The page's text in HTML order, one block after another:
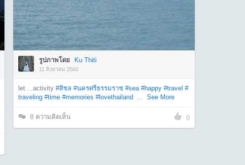
รูปภาพโดย Ku Thiti
11 สิงหาคม 2560
let ...activity #สิชล #นครศรีธรรมราช #sea #happy #travel #
traveling #time #memories #lovethailand ... See More
0 ความคิดเห็น 0